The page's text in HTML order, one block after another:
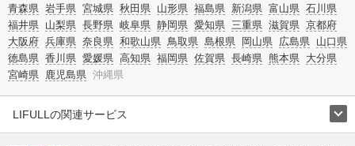
青森県 岩手県 宮城県 秋田県 山形県 福島県 新潟県 富山県 石川県
福井県 山梨県 長野県 岐阜県 静岡県 愛知県 三重県 滋賀県 京都府
大阪府 兵庫県 奈良県 和歌山県 鳥取県 島根県 岡山県 広島県 山口県
徳島県 香川県 愛媛県 高知県 福岡県 佐賀県 長崎県 熊本県 大分県
宮崎県 鹿児島県 沖縄県
LIFULLの関連サービス